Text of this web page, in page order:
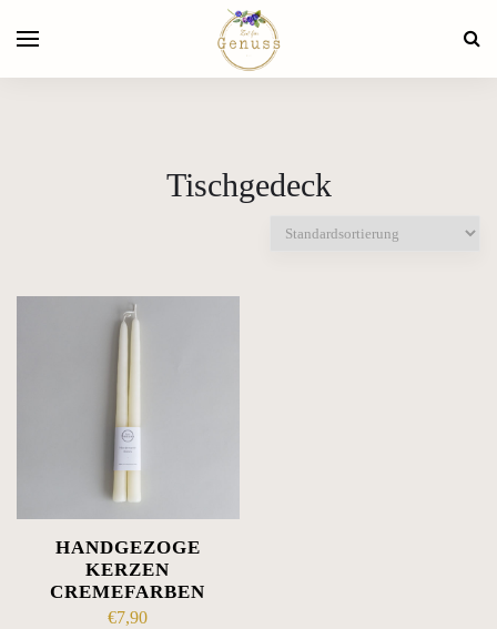
Tischgedeck
HANDGEZOGE
KERZEN
CREMEFARBEN
€7,90